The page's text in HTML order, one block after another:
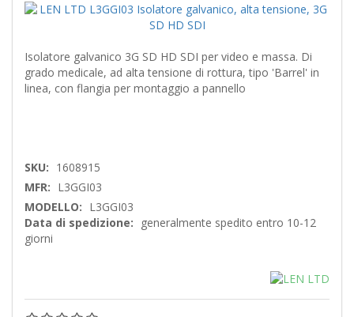
Isolatore galvanico 3G SD HD SDI per video e massa. Di
grado medicale, ad alta tensione di rottura, tipo 'Barrel' in
linea, con flangia per montaggio a pannello
SKU: 1608915
MFR: L3GGI03
MODELLO: L3GGI03
Data di spedizione:
generalmente spedito entro 10-12
giorni